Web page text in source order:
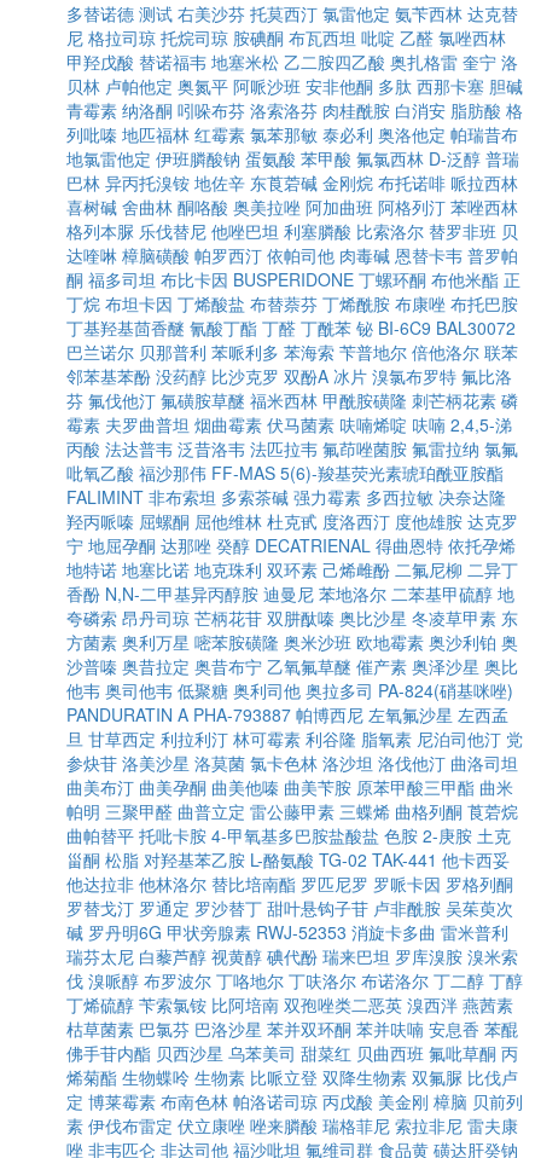
多替诺德 测试 右美沙芬 托莫西汀 氯雷他定 氨苄西林 达克替
尼 格拉司琼 托烷司琼 胺碘酮 布瓦西坦 吡啶 乙醛 氯唑西林
甲羟戊酸 替诺福韦 地塞米松 乙二胺四乙酸 奥扎格雷 奎宁 洛
贝林 卢帕他定 奥氮平 阿哌沙班 安非他酮 多肽 西那卡塞 胆碱
青霉素 纳洛酮 吲哚布芬 洛索洛芬 肉桂酰胺 白消安 脂肪酸 格
列吡嗪 地匹福林 红霉素 氯苯那敏 泰必利 奥洛他定 帕瑞昔布
地氯雷他定 伊班膦酸钠 蛋氨酸 苯甲酸 氟氯西林 D-泛醇 普瑞
巴林 异丙托溴铵 地佐辛 东莨菪碱 金刚烷 布托诺啡 哌拉西林
喜树碱 舍曲林 酮咯酸 奥美拉唑 阿加曲班 阿格列汀 苯唑西林
格列本脲 乐伐替尼 他唑巴坦 利塞膦酸 比索洛尔 替罗非班 贝
达喹啉 樟脑磺酸 帕罗西汀 依帕司他 肉毒碱 恩替卡韦 普罗帕
酮 福多司坦 布比卡因 BUSPERIDONE 丁螺环酮 布他米酯 正
丁烷 布坦卡因 丁烯酸盐 布替萘芬 丁烯酰胺 布康唑 布托巴胺
丁基羟基茴香醚 氰酸丁酯 丁醛 丁酰苯 铋 BI-6C9 BAL30072
巴兰诺尔 贝那普利 苯哌利多 苯海索 苄普地尔 倍他洛尔 联苯
邻苯基苯酚 没药醇 比沙克罗 双酚A 冰片 溴氯布罗特 氟比洛
芬 氟伐他汀 氟磺胺草醚 福米西林 甲酰胺磺隆 刺芒柄花素 磷
霉素 夫罗曲普坦 烟曲霉素 伏马菌素 呋喃烯啶 呋喃 2,4,5-涕
丙酸 法达普韦 泛昔洛韦 法匹拉韦 氟茚唑菌胺 氟雷拉纳 氯氟
吡氧乙酸 福沙那伟 FF-MAS 5(6)-羧基荧光素琥珀酰亚胺酯
FALIMINT 非布索坦 多索茶碱 强力霉素 多西拉敏 决奈达隆
羟丙哌嗪 屈螺酮 屈他维林 杜克甙 度洛西汀 度他雄胺 达克罗
宁 地屈孕酮 达那唑 癸醇 DECATRIENAL 得曲恩特 依托孕烯
地特诺 地塞比诺 地克珠利 双环素 己烯雌酚 二氟尼柳 二异丁
香酚 N,N-二甲基异丙醇胺 迪曼尼 苯地洛尔 二苯基甲硫醇 地
夸磷索 昂丹司琼 芒柄花苷 双肼酞嗪 奥比沙星 冬凌草甲素 东
方菌素 奥利万星 嘧苯胺磺隆 奥米沙班 欧地霉素 奥沙利铂 奥
沙普嗪 奥昔拉定 奥昔布宁 乙氧氟草醚 催产素 奥泽沙星 奥比
他韦 奥司他韦 低聚糖 奥利司他 奥拉多司 PA-824(硝基咪唑)
PANDURATIN A PHA-793887 帕博西尼 左氧氟沙星 左西孟
旦 甘草西定 利拉利汀 林可霉素 利谷隆 脂氧素 尼泊司他汀 党
参炔苷 洛美沙星 洛莫菌 氯卡色林 洛沙坦 洛伐他汀 曲洛司坦
曲美布汀 曲美孕酮 曲美他嗪 曲美苄胺 原苯甲酸三甲酯 曲米
帕明 三聚甲醛 曲普立定 雷公藤甲素 三蝶烯 曲格列酮 莨菪烷
曲帕替平 托吡卡胺 4-甲氧基多巴胺盐酸盐 色胺 2-庚胺 土克
甾酮 松脂 对羟基苯乙胺 L-酪氨酸 TG-02 TAK-441 他卡西妥
他达拉非 他林洛尔 替比培南酯 罗匹尼罗 罗哌卡因 罗格列酮
罗替戈汀 罗通定 罗沙替丁 甜叶悬钩子苷 卢非酰胺 吴茱萸次
碱 罗丹明6G 甲状旁腺素 RWJ-52353 消旋卡多曲 雷米普利
瑞芬太尼 白藜芦醇 视黄醇 碘代酚 瑞来巴坦 罗库溴胺 溴米索
伐 溴哌醇 布罗波尔 丁咯地尔 丁呋洛尔 布诺洛尔 丁二醇 丁醇
丁烯硫醇 苄索氯铵 比阿培南 双孢唑类二恶英 溴西泮 燕茜素
枯草菌素 巴氯芬 巴洛沙星 苯并双环酮 苯并呋喃 安息香 苯醌
佛手苷内酯 贝西沙星 乌苯美司 甜菜红 贝曲西班 氟吡草酮 丙
烯菊酯 生物蝶呤 生物素 比哌立登 双降生物素 双氟脲 比伐卢
定 博莱霉素 布南色林 帕洛诺司琼 丙戊酸 美金刚 樟脑 贝前列
素 伊伐布雷定 伏立康唑 唑来膦酸 瑞格菲尼 索拉非尼 雷夫康
唑 非韦匹仑 非达司他 福沙吡坦 氟维司群 食品黄 磺达肝癸钠